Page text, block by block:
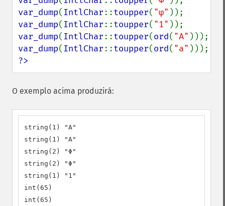
var_dump(IntlChar::toupper( "φ"
var_dump(IntlChar::toupper( "1"
var_dump(IntlChar::toupper(ord( "A"
var_dump(IntlChar::toupper(ord( "a"
?>
O exemplo acima produzirá:
string(1) "A"
string(1) "A"
string(2) "Φ"
string(2) "Φ"
string(1) "1"
int(65)
int(65)